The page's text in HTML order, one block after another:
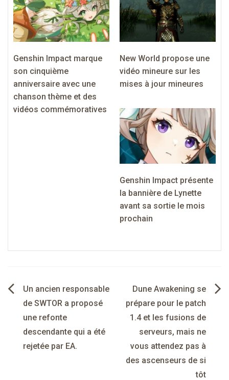
Genshin Impact marque
son cinquième
anniversaire avec une
chanson thème et des
vidéos commémoratives
New World propose une
vidéo mineure sur les
mises à jour mineures
Genshin Impact présente
la bannière de Lynette
avant sa sortie le mois
prochain
Navigation
de
l’article
Un ancien responsable
de SWTOR a proposé
une refonte
descendante qui a été
rejetée par EA.
Dune Awakening se
prépare pour le patch
1.4 et les fusions de
serveurs, mais ne
vous attendez pas à
des ascenseurs de si
tôt